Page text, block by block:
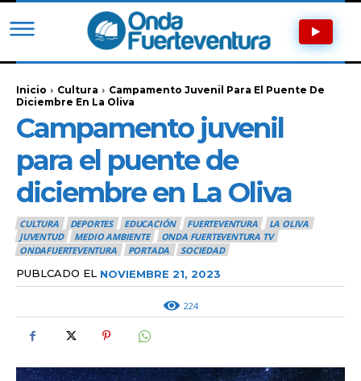
Inicio Cultura
Campamento Juvenil Para El Puente De
Diciembre En La Oliva
Campamento juvenil
para el puente de
diciembre en La Oliva
CULTURA DEPORTES EDUCACIÓN FUERTEVENTURA
LA OLIVA
JUVENTUD
MEDIO AMBIENTE
ONDA FUERTEVENTURA TV
ONDAFUERTEVENTURA
PORTADA SOCIEDAD
PUBLCADO EL NOVIEMBRE 21, 2023
224